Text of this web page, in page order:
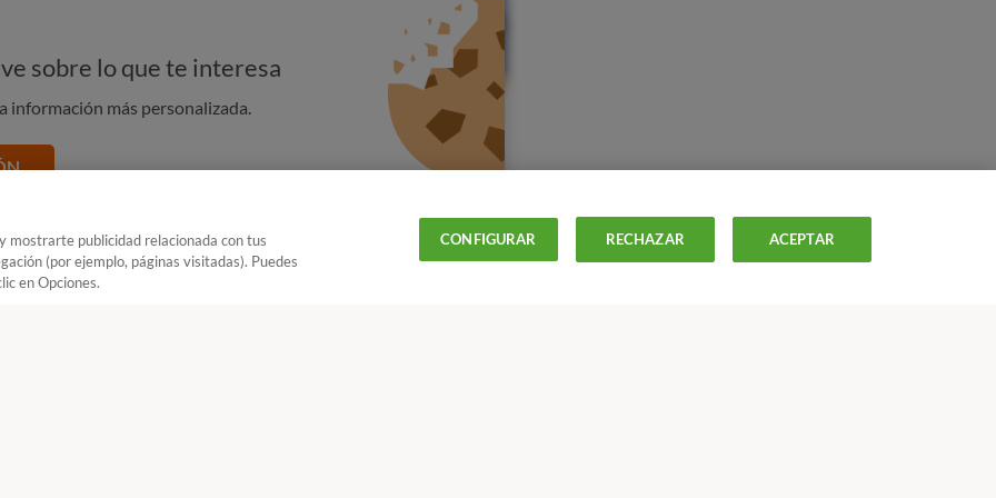
con
Es muy ligero (apenas pesa 3 kg).
Ocupa poco sitio: los aspiradores tipo
recomendable para casas muy pequeñas.
capacidad limitada, por lo que hay que
sobre lo que te interesa
información más personalizada.
OCU en tus fuentes favoritas de Google
mostrarte publicidad relacionada con tus
(por ejemplo, páginas visitadas). Puedes
en Opciones.
CONFIGURAR RECHAZAR ACEPTAR